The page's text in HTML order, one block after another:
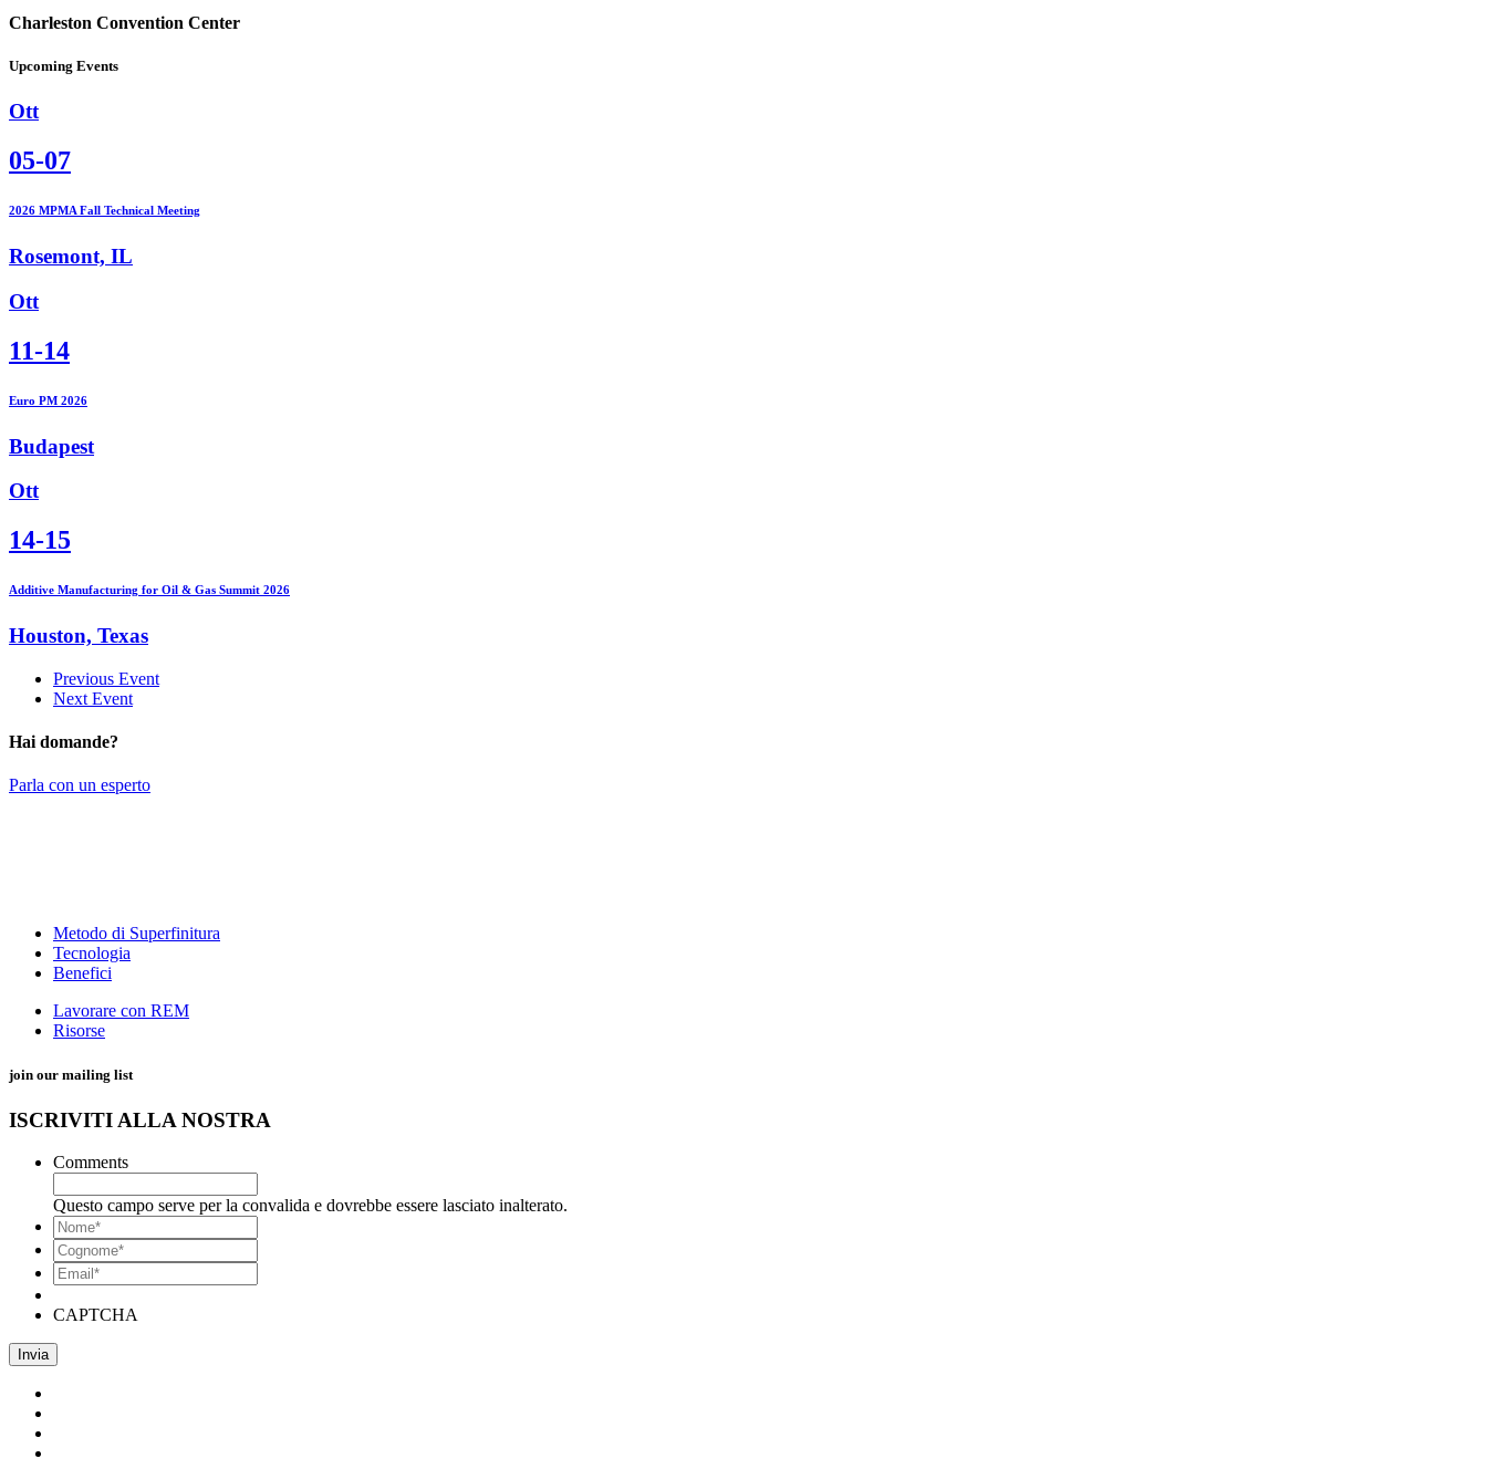
Charleston Convention Center
Upcoming Events
Ott
05-07
2026 MPMA Fall Technical Meeting
Rosemont, IL
Ott
11-14
Euro PM 2026
Budapest
Ott
14-15
Additive Manufacturing for Oil & Gas Summit 2026
Houston, Texas
Previous Event
Next Event
Hai domande?
Parla con un esperto
Metodo di Superfinitura
Tecnologia
Benefici
Lavorare con REM
Risorse
join our mailing list
ISCRIVITI ALLA NOSTRA
Comments
Questo campo serve per la convalida e dovrebbe essere lasciato inalterato.
*
*
Email*
CAPTCHA